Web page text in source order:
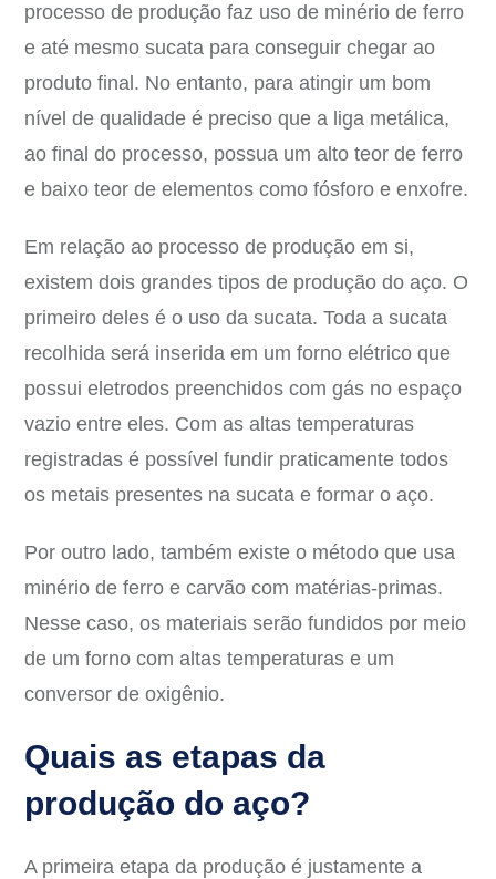
processo de produção faz uso de minério de ferro
e até mesmo sucata para conseguir chegar ao
produto final. No entanto, para atingir um bom
nível de qualidade é preciso que a liga metálica,
ao final do processo, possua um alto teor de ferro
e baixo teor de elementos como fósforo e enxofre.
Em relação ao processo de produção em si,
existem dois grandes tipos de produção do aço. O
primeiro deles é o uso da sucata. Toda a sucata
recolhida será inserida em um forno elétrico que
possui eletrodos preenchidos com gás no espaço
vazio entre eles. Com as altas temperaturas
registradas é possível fundir praticamente todos
os metais presentes na sucata e formar o aço.
Por outro lado, também existe o método que usa
minério de ferro e carvão com matérias-primas.
Nesse caso, os materiais serão fundidos por meio
de um forno com altas temperaturas e um
conversor de oxigênio.
Quais as etapas da
produção do aço?
A primeira etapa da produção é justamente a